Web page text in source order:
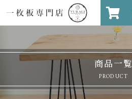
商品一覧
PRODUCT